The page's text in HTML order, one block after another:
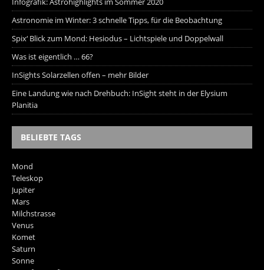
Astronomie im Winter: 3 schnelle Tipps, für die Beobachtung
Spix‘ Blick zum Mond: Hesiodus – Lichtspiele und Doppelwall
Was ist eigentlich … 66?
InSights Solarzellen offen – mehr Bilder
Eine Landung wie nach Drehbuch: InSight steht in der Elysium
Planitia
BELIEBTE TAGS
Mond
Teleskop
Jupiter
Mars
Milchstrasse
Venus
Komet
Saturn
Sonne